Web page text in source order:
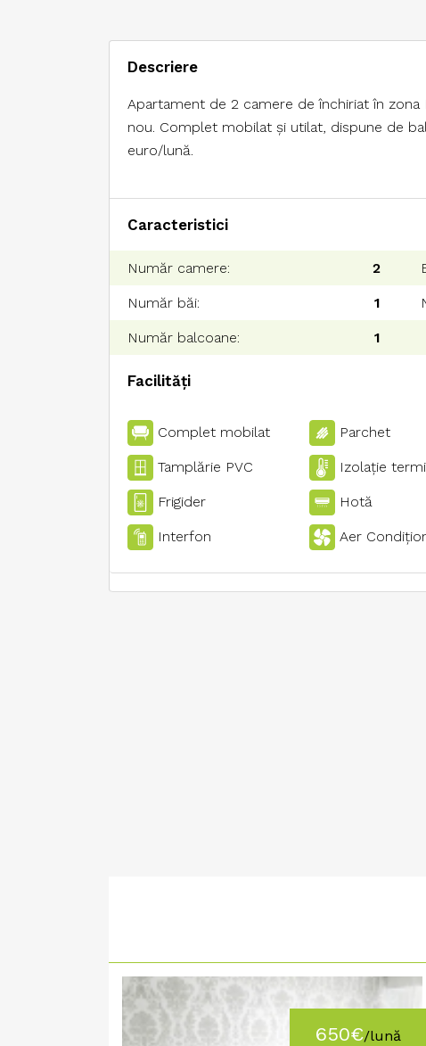
Descriere
Apartament de 2 camere de închiriat în
nou. Complet mobilat și utilat, dispune de
euro/lună.
Caracteristici
Număr camere: 2
Număr băi: 1
Număr balcoane: 1
Facilități
Complet mobilat Parchet
Tamplărie PVC Izolaţie
Frigider Hotă
Interfon Aer
650€/lună